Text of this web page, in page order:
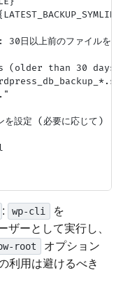
日以上前のファイルを
(older than 30
を設定 (必要に応じて)
: wp-cli
を
ザーとして実行し、
root
オプション
利用は避けるべき